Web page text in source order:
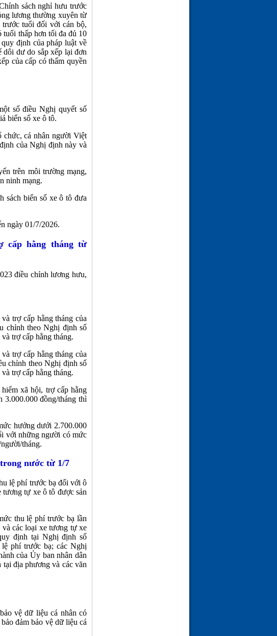
sách nghỉ hưu trước
lương thường xuyên từ
trước tuổi đối với cán bộ,
tuổi thấp hơn tối đa đủ 10
định của pháp luật về
dư do sắp xếp lại đơn
của cấp có thẩm quyền
số điều Nghị quyết số
biển số xe ô tô.
cá nhân người Việt
của Nghị định này và
trên môi trường mạng,
ninh mạng.
sách biển số xe ô tô đưa
ngày 01/7/2026.
cấp hằng tháng từ
điều chỉnh lương hưu,
trợ cấp hằng tháng của
chỉnh theo Nghị định số
trợ cấp hằng tháng.
trợ cấp hằng tháng của
chỉnh theo Nghị định số
trợ cấp hằng tháng.
xã hội, trợ cấp hằng
3.000.000 đồng/tháng thì
hưởng dưới 2.700.000
với những người có mức
tháng.
nước từ 1/7
lệ phí trước bạ đối với ô
tự xe ô tô được sản
thu lệ phí trước bạ lần
các loại xe tương tự xe
định tại Nghị định số
phí trước bạ; các Nghị
của Ủy ban nhân dân
địa phương và các văn
vệ dữ liệu cá nhân có
đảm bảo vệ dữ liệu cá